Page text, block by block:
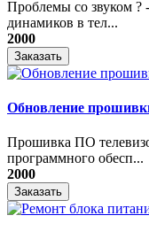
Проблемы со звуком ?
динамиков в тел...
2000
Заказать
Обновление
Прошивка ПО
программного обесп...
2000
Заказать